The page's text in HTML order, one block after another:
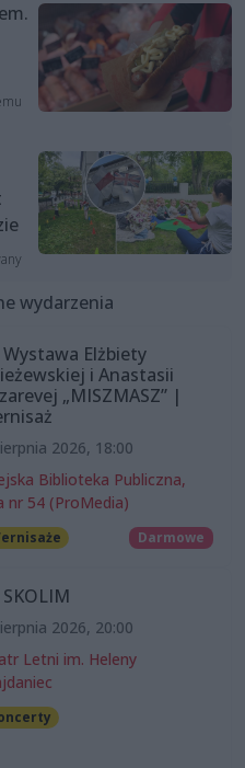
wydarzenia
Wystawa Elżbiety
i Anastasii
„MISZMASZ” |
2026, 18:00
Biblioteka Publiczna,
nr 54 (ProMedia)
Darmowe
SKOLIM
2026, 20:00
Letni im. Heleny